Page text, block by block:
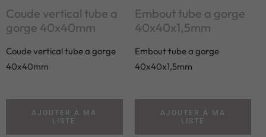
Coude vertical tube a
gorge 40x40mm
Coude vertical tube a gorge
40x40mm
AJOUTER À MA
LISTE
Embout tube a gorge
40x40x1,5mm
Embout tube a gorge
40x40x1,5mm
AJOUTER À MA
LISTE